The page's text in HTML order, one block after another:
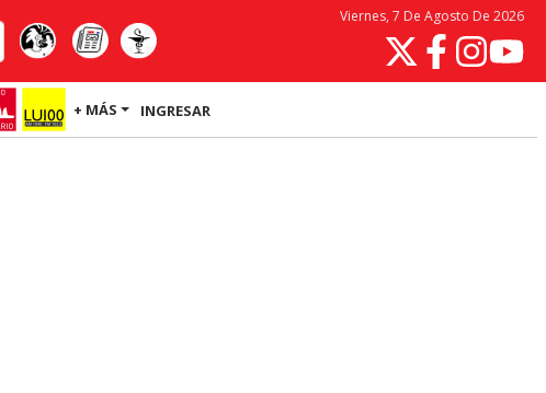
Viernes, 7 De Agosto De 2026
+ MÁS INGRESAR